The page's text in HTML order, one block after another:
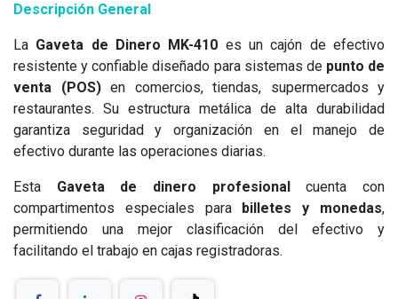
Descripción General
La Gaveta de Dinero MK-410 es un cajón de efectivo
resistente y confiable diseñado para sistemas de punto de
venta (POS)en comercios, tiendas, supermercados y
restaurantes. Su estructura metálica de alta durabilidad
garantiza seguridad y organización en el manejo de
efectivo durante las operaciones diarias.
Esta Gaveta de dinero profesional
cuenta con
compartimentos especiales para
billetes y monedas,
permitiendo una mejor clasificación del efectivo y
facilitando el trabajo en cajas registradoras.